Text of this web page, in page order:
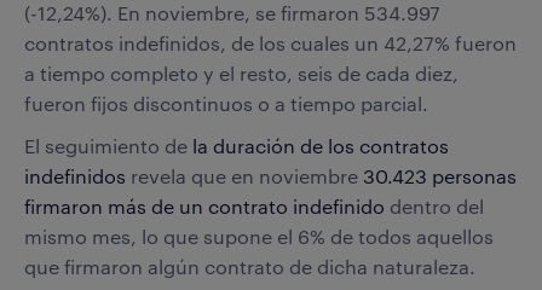
(-12,24%). En noviembre, se firmaron 534.997
contratos indefinidos, de los cuales un 42,27% fueron
a tiempo completo y el resto, seis de cada diez,
fueron fijos discontinuos o a tiempo parcial.
El seguimiento de la duración de los contratos
indefinidos revela que en noviembre 30.423 personas
firmaron más de un contrato indefinido dentro del
mismo mes, lo que supone el 6% de todos aquellos
que firmaron algún contrato de dicha naturaleza.